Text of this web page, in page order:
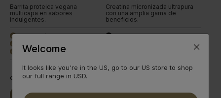
Barrita proteica vegana
multicapa en sabores
indulgentes.
done Alta proteína y fibra
done Bajo azúcar, vegano
done 5 sabores deliciosos
desde23,99€
Comprar Ya
Seguir
Creatina micronizada ultrapura
con una amplia gama de
beneficios.
Creatina mono pura
Comprar Ya
Seguir
Welcome
It looks like you're in the US, go to our US store to shop
our full range in USD.